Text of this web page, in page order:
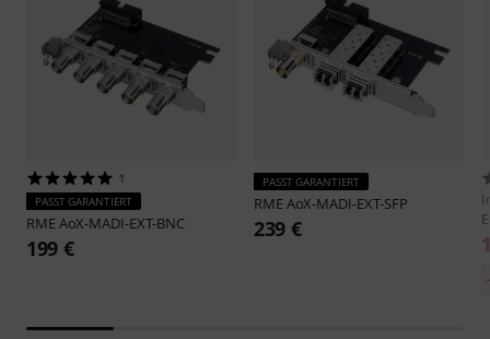
1
PASST GARANTIERT
RMEAoX-MADI-EXT-BNC
199 €
PASST GARANTIERT
RMEAoX-MADI-EXT-SFP
239 €